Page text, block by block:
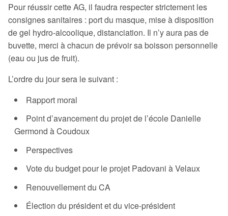
Pour réussir cette AG, il faudra respecter strictement les
consignes sanitaires : port du masque, mise à disposition
de gel hydro-alcoolique, distanciation. Il n’y aura pas de
buvette, merci à chacun de prévoir sa boisson personnelle
(eau ou jus de fruit).
L’ordre du jour sera le suivant :
Rapport moral
Point d’avancement du projet de l’école Danielle
Germond à Coudoux
Perspectives
Vote du budget pour le projet Padovani à Velaux
Renouvellement du CA
Élection du président et du vice-président